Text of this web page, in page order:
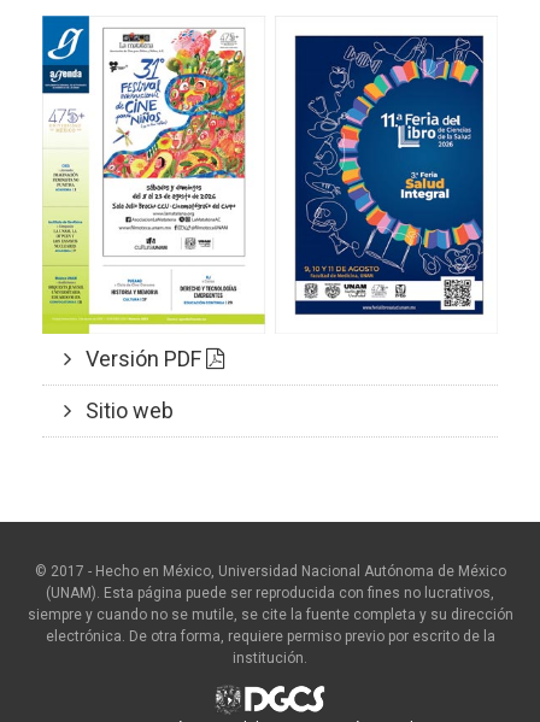
Versión PDF
Sitio web
© 2017 - Hecho en México, Universidad Nacional Autónoma de México
(UNAM). Esta página puede ser reproducida con fines no lucrativos,
siempre y cuando no se mutile, se cite la fuente completa y su dirección
electrónica. De otra forma, requiere permiso previo por escrito de la
institución.